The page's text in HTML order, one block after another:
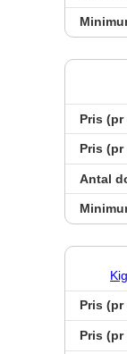
Pris
Pris
Antal
Pris
Pris